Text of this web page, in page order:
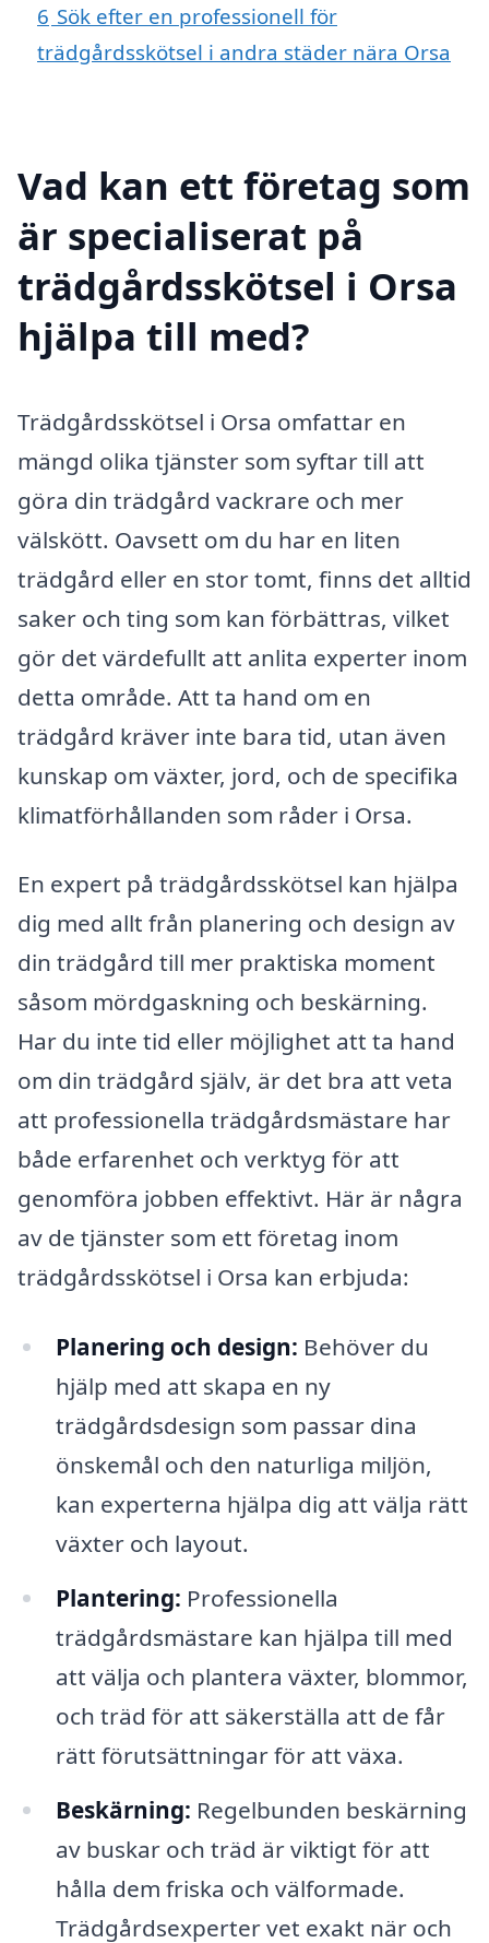
6 Sök efter en professionell för
trädgårdsskötsel i andra städer nära Orsa
Vad kan ett företag som
är specialiserat på
trädgårdsskötsel i Orsa
hjälpa till med?
Trädgårdsskötsel i Orsa omfattar en
mängd olika tjänster som syftar till att
göra din trädgård vackrare och mer
välskött. Oavsett om du har en liten
trädgård eller en stor tomt, finns det alltid
saker och ting som kan förbättras, vilket
gör det värdefullt att anlita experter inom
detta område. Att ta hand om en
trädgård kräver inte bara tid, utan även
kunskap om växter, jord, och de specifika
klimatförhållanden som råder i Orsa.
En expert på trädgårdsskötsel kan hjälpa
dig med allt från planering och design av
din trädgård till mer praktiska moment
såsom mördgaskning och beskärning.
Har du inte tid eller möjlighet att ta hand
om din trädgård själv, är det bra att veta
att professionella trädgårdsmästare har
både erfarenhet och verktyg för att
genomföra jobben effektivt. Här är några
av de tjänster som ett företag inom
trädgårdsskötsel i Orsa kan erbjuda:
Planering och design: Behöver du
hjälp med att skapa en ny
trädgårdsdesign som passar dina
önskemål och den naturliga miljön,
kan experterna hjälpa dig att välja rätt
växter och layout.
Plantering: Professionella
trädgårdsmästare kan hjälpa till med
att välja och plantera växter, blommor,
och träd för att säkerställa att de får
rätt förutsättningar för att växa.
Beskärning: Regelbunden beskärning
av buskar och träd är viktigt för att
hålla dem friska och välformade.
Trädgårdsexperter vet exakt när och